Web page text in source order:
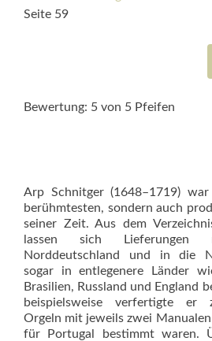
Seite 59
Bewertung: 5 von 5 Pfeifen
Arp Schnitger (1648–1719)
berühmtesten, sondern auch
seiner Zeit. Aus dem
lassen sich
Norddeutschland und in die
sogar in entlegenere Länder
Brasilien, Russland und England
beispielsweise verfertigte er
Orgeln mit jeweils zwei
für Portugal bestimmt waren.